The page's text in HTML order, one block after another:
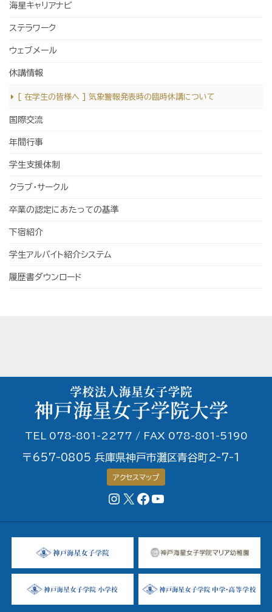
海星キャリアナビ
ステラワーク
ウェブメール
休講情報
[ 在学生の皆様へ ] 気象警報発表時の臨時休講について
国際交流
年間行事
学生支援体制
クラブ・サークル
卒業の認定にあたっての基準
下宿紹介
学生アルバイト紹介システム
履歴書ダウンロード
TEL 078-801-2277 / FAX 078-801-5190
〒657-0805 兵庫県神戸市灘区青谷町2-7-1
アクセスマップ
Instagram
X FacebookページYouTubeチャンネル